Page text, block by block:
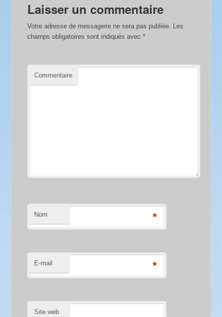
Laisser un commentaire
Votre adresse de messagerie ne sera pas publiée. Les
champs obligatoires sont indiqués avec*
Commentaire
Nom *
E-mail *
Site web